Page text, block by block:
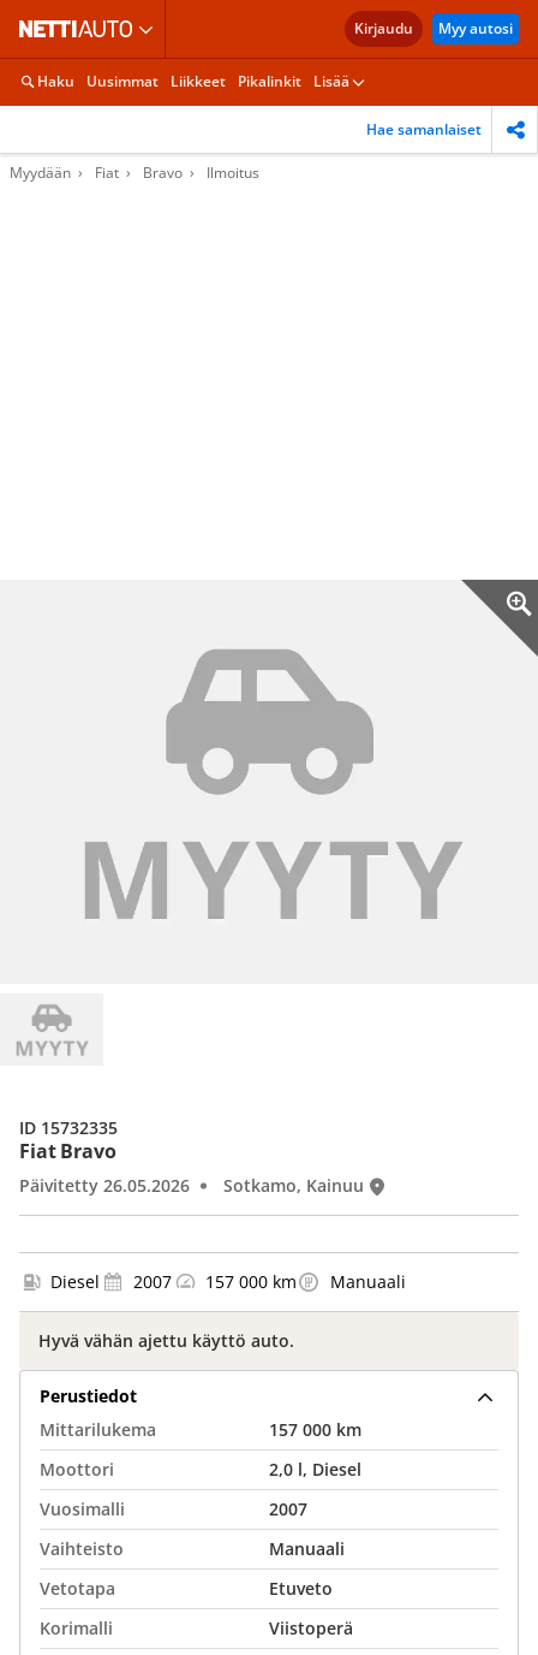
Kirjaudu Myy autosi
Haku Uusimmat Liikkeet Pikalinkit Lisää
Hae samanlaiset
Myydään Fiat Bravo Ilmoitus
Fiat Bravo
Päivitetty 26.05.2026 Sotkamo, Kainuu
ID 15732335
Diesel 2007 157 000 km Manuaali
Hyvä vähän ajettu käyttö auto.
Perustiedot
Mittarilukema
157 000 km
Moottori
2,0 l, Diesel
Vuosimalli
2007
Vaihteisto
Manuaali
Vetotapa
Etuveto
Korimalli
Viistoperä